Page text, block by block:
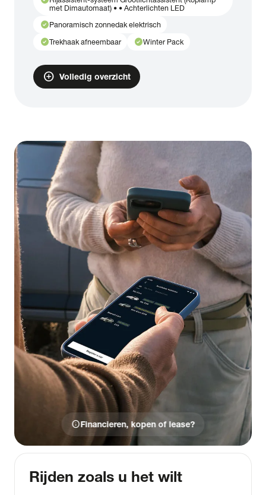
met Dimautomaat) • • Achterlichten LED
check_circlePanoramisch zonnedak elektrisch
check_circleTrekhaak afneembaar check_circleWinter Pack
add_circle Volledig overzicht
infoFinancieren, kopen of lease?
Rijden zoals u het wilt